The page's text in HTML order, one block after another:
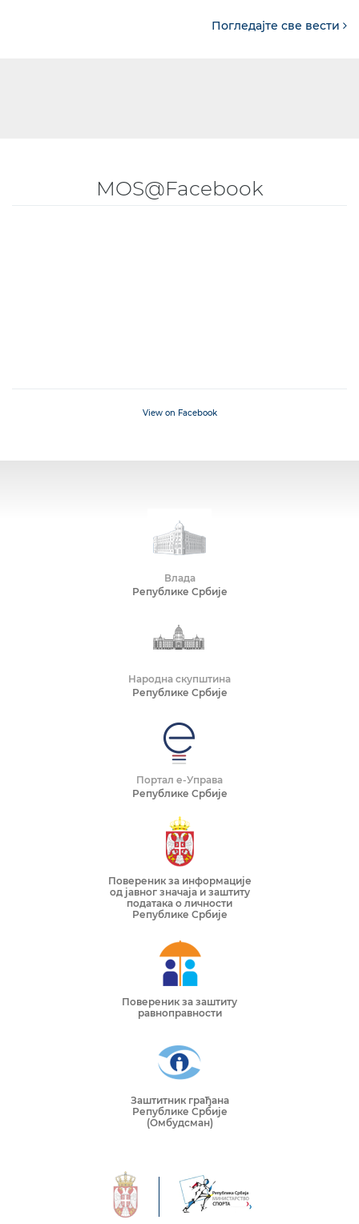
Погледајте све вести
MOS@Facebook
View on Facebook
Влада
Републике Србије
Народна скупштина
Републике Србије
Портал е-Управа
Републике Србије
Повереник за информације
од јавног значаја и заштиту
података о личности
Републике Србије
Повереник за заштиту
равноправности
Заштитник грађана
Републике Србије
(Омбудсман)